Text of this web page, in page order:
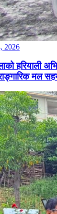
2026
हरियाली
मल